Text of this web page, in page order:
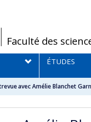
/Faculté des
ÉTUDES
avec Amélie Blanchet